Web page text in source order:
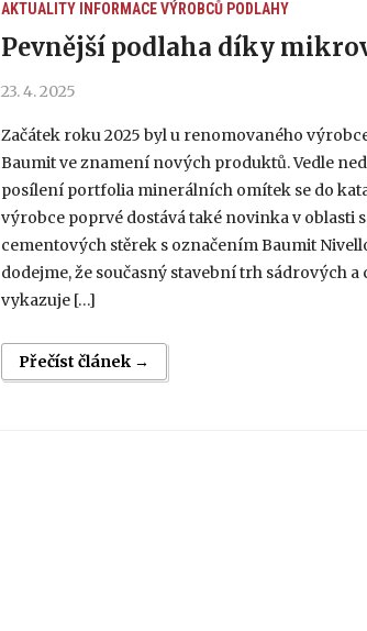
AKTUALITY INFORMACE VÝROBCŮ PODLAHY
Pevnější podlaha díky
23. 4. 2025
Začátek roku 2025 byl u renomovaného
Baumit ve znamení nových produktů. Vedle
posílení portfolia minerálních omítek se do
výrobce poprvé dostává také novinka v oblasti
cementových stěrek s označením Baumit
dodejme, že současný stavební trh sádrových
vykazuje […]
Přečíst článek →